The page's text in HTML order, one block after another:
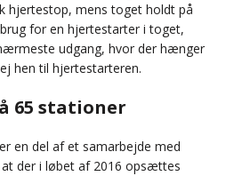
hjertestop, mens toget holdt på
for en hjertestarter i toget,
udgang, hvor der hænger
hen til hjertestarteren.
65 stationer
en del af et samarbejde med
der i løbet af 2016 opsættes